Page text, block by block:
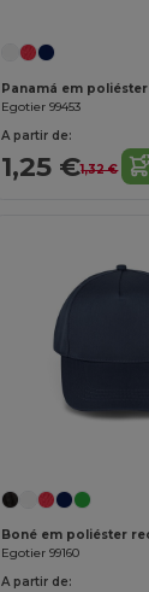
Panamá em poliéster
Egotier 99453
A partir de:
1,25 €1,32 €
Egotier 99160
A partir de: